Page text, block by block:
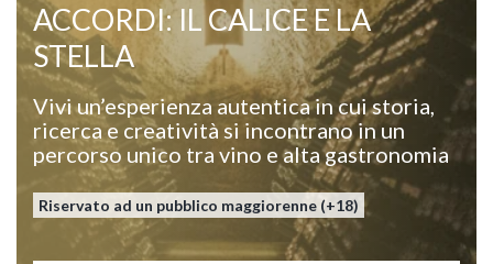
ACCORDI: IL CALICE E LA
STELLA
Vivi un’esperienza autentica in cui storia,
ricerca e creatività si incontrano in un
percorso unico tra vino e alta gastronomia
Riservato ad un pubblico maggiorenne (+18)